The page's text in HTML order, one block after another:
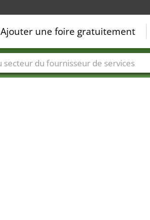
Ajouter une foire gratuitement
Secteurs du fournisseur de services